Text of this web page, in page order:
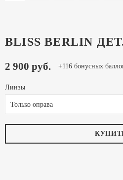
BLISS BERLIN
2 900 руб. +116 бонусных
Линзы
Только оправа